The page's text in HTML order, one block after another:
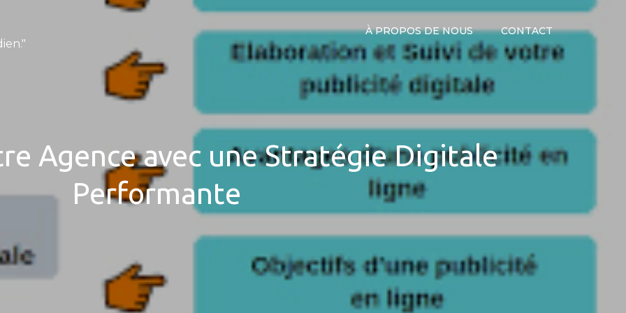
À PROPOS DE NOUS CONTACT
Agence avec une Stratégie Digitale
Performante